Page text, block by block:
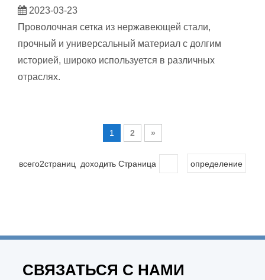
2023-03-23
Проволочная сетка из нержавеющей стали,
прочный и универсальный материал с долгим
историей, широко используется в различных
отраслях.
1 2 »
всего2страниц доходить Страница определение
СВЯЗАТЬСЯ С НАМИ